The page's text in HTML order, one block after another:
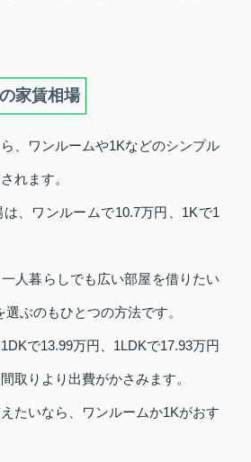
家賃相場
、ワンルームや1Kなどのシンプル
れます。
、ワンルームで10.7万円、1Kで1
人暮らしでも広い部屋を借りたい
ぶのもひとつの方法です。
で13.99万円、1LDKで17.93万円
取りより出費がかさみます。
たいなら、ワンルームか1Kがおす